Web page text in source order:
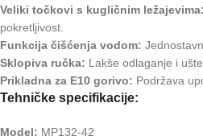
Veliki točkovi s kugličnim ležajevima:
pokretljivost.
Funkcija čišćenja vodom:
Sklopiva ručka: Lakše odlaganje i
Prikladna za E10 gorivo: Podržava
Tehničke specifikacije:
Model: MP132-42